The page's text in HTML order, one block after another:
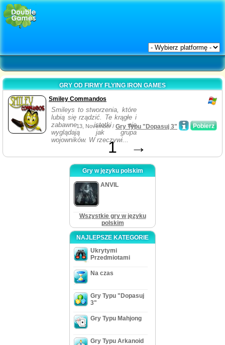
GRY OD FIRMY FLYING IRON GAMES
Smiley Commandos
Smileys to stworzenia, które
lubią się rządzić. Te krągłe i
zabawne istotki nie
wyglądają jak grupa
wojowników. W rzeczywi...
Pobierz
13, November / Gry Typu "Dopasuj 3"
1 →
Gry w języku polskim
ANVIL
Wszystkie gry w języku
polskim
NAJLEPSZE KATEGORIE
Ukrytymi
Przedmiotami
Na czas
Gry Typu "Dopasuj
3"
Gry Typu Mahjong
Gry Typu Arkanoid